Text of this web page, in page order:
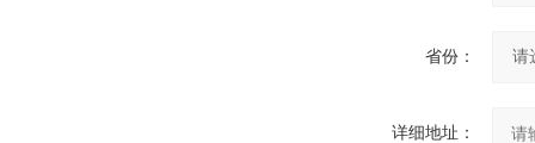
省份：
详细地址：